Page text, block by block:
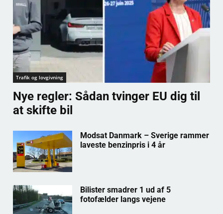
Trafik og lovgivning
Nye regler: Sådan tvinger EU dig til
at skifte bil
Modsat Danmark – Sverige rammer
laveste benzinpris i 4 år
Bilister smadrer 1 ud af 5
fotofælder langs vejene